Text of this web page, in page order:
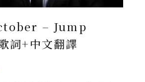
– Jump
詞+中文翻譯